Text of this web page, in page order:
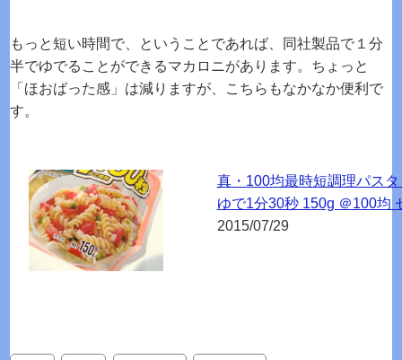
もっと短い時間で、ということであれば、同社製品で１分
半でゆでることができるマカロニがあります。ちょっと
「ほおばった感」は減りますが、こちらもなかなか便利で
す。
真・100均最時短調理パス
ゆで1分30秒 150g ＠100均
2015/07/29